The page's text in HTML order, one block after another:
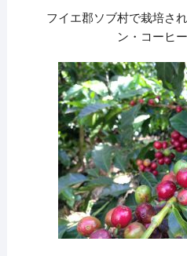
フイエ郡ソブ村で栽培さ
ン・コーヒ